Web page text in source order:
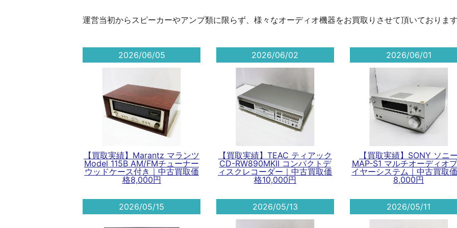
運営当初からスピーカーやアンプ類に限らず、様々なオーディオ機器をお買取りさせて頂いておりま
2026/06/05
【買取実績】Marantz マランツ
Model 115B AM/FMチューナー
ウッドケース付き｜中古買取価
格8,000円
2026/06/02
【買取実績】TEAC ティアック
CD-RW890MKII コンパクトデ
ィスクレコーダー｜中古買取価
格10,000円
2026/06/01
【買取実績】SONY ソニ
MAP-S1 マルチオーディオ
イヤーシステム｜中古買取
8,000円
2026/05/15 2026/05/13 2026/05/11